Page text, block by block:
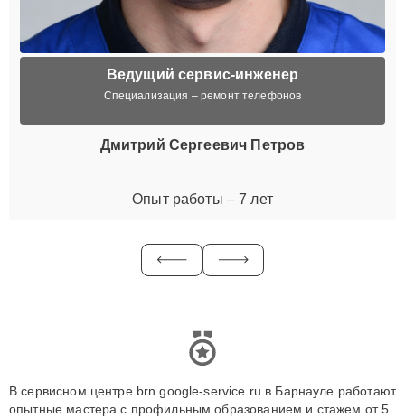
Ведущий сервис-инженер
Специализация – ремонт телефонов
Дмитрий Сергеевич Петров
Опыт работы – 7 лет
В сервисном центре brn.google-service.ru в Барнауле работают
опытные мастера с профильным образованием и стажем от 5